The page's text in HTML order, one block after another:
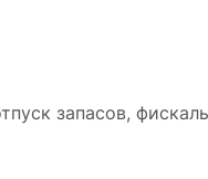
запасов,